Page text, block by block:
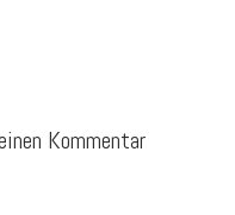
Kommentar